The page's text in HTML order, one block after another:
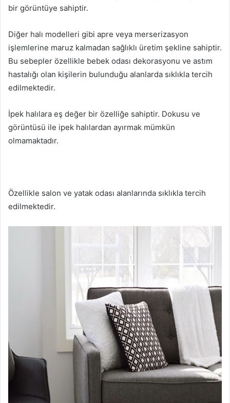
bir görüntüye sahiptir.
Diğer halı modelleri gibi apre veya merserizasyon
işlemlerine maruz kalmadan sağlıklı üretim şekline sahiptir.
Bu sebepler özellikle bebek odası dekorasyonu ve astım
hastalığı olan kişilerin bulunduğu alanlarda sıklıkla tercih
edilmektedir.
İpek halılara eş değer bir özelliğe sahiptir. Dokusu ve
görüntüsü ile ipek halılardan ayırmak mümkün
olmamaktadır.
Özellikle salon ve yatak odası alanlarında sıklıkla tercih
edilmektedir.